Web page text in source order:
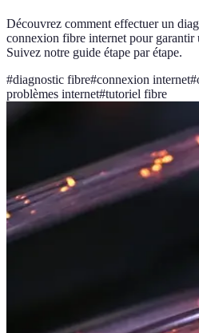
Découvrez comment effectuer un
connexion fibre internet pour garantir
Suivez notre guide étape par étape.
#diagnostic fibre#connexion internet#
problèmes internet#tutoriel fibre